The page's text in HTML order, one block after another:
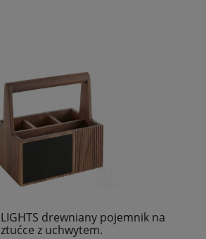
LIGHTS drewniany pojemnik na
z uchwytem.